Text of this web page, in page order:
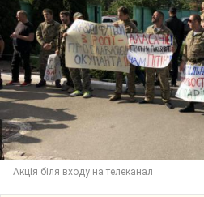
Акція біля входу на телеканал